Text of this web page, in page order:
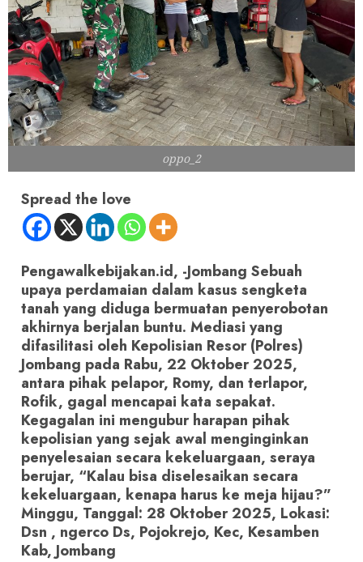
oppo_2
Spread the love
Pengawalkebijakan.id, -Jombang Sebuah
upaya perdamaian dalam kasus sengketa
tanah yang diduga bermuatan penyerobotan
akhirnya berjalan buntu. Mediasi yang
difasilitasi oleh Kepolisian Resor (Polres)
Jombang pada Rabu, 22 Oktober 2025,
antara pihak pelapor, Romy, dan terlapor,
Rofik, gagal mencapai kata sepakat.
Kegagalan ini mengubur harapan pihak
kepolisian yang sejak awal menginginkan
penyelesaian secara kekeluargaan, seraya
berujar, “Kalau bisa diselesaikan secara
kekeluargaan, kenapa harus ke meja hijau?”
Minggu, Tanggal: 28 Oktober 2025, Lokasi:
Dsn , ngerco Ds, Pojokrejo, Kec, Kesamben
Kab, Jombang